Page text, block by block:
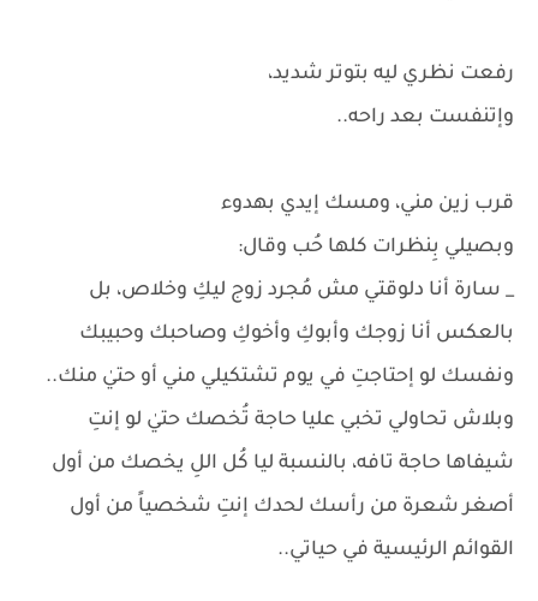
رفعت نظري ليه بتوتر شديد،
وإتنفست بعد راحه..
قرب زين مني، ومسك إيدي بهدوء
وبصيلي بِنظرات كلها حُب وقال:
_ سارة أنا دلوقتي مش مُجرد زوج ليكِ وخلاص، بل
بالعكس أنا زوجك وأبوكِ وأخوكِ وصاحبك وحبيبك
ونفسك لو إحتاجتِ في يوم تشتكيلي مني أو حتيٰ منك..
وبلاش تحاولي تخبي عليا حاجة تُخصك حتيٰ لو إنتِ
شيفاها حاجة تافه، بالنسبة ليا كُل اللِ يخصك من أول
أصغر شعرة من رأسك لحدك إنتِ شخصياً من أول
القوائم الرئيسية في حياتي..